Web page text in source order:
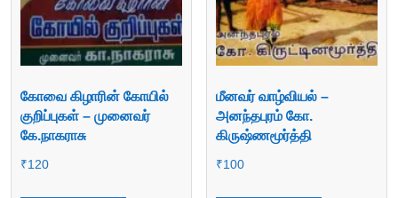
கோவை கிழாரின் கோயில்
குறிப்புகள் – முனைவர்
கே.நாகராசு
₹120
மீனவர் வாழ்வியல் –
அனந்தபுரம் கோ.
கிருஷ்ணமூர்த்தி
₹100